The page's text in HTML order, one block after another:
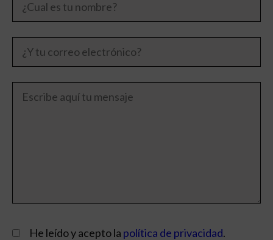
He leído y acepto la política de privacidad.